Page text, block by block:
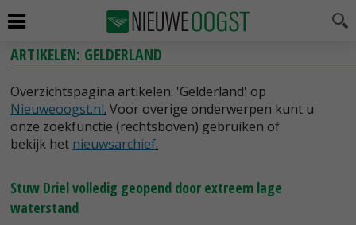
ARTIKELEN: GELDERLAND
Overzichtspagina artikelen: 'Gelderland' op
Nieuweoogst.nl. Voor overige onderwerpen kunt u
onze zoekfunctie (rechtsboven) gebruiken of
bekijk het nieuwsarchief.
Stuw Driel volledig geopend door extreem lage
waterstand